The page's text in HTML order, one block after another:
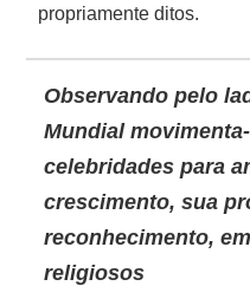
propriamente ditos.
Observando pelo
Mundial
celebridades para
crescimento, sua
reconhecimento,
religiosos